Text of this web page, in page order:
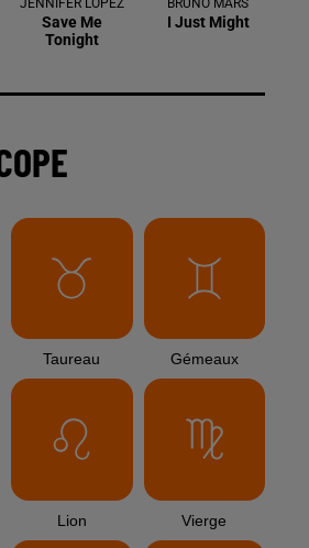
Save Me
Tonight
I Just Might
Taureau Gémeaux
Lion Vierge